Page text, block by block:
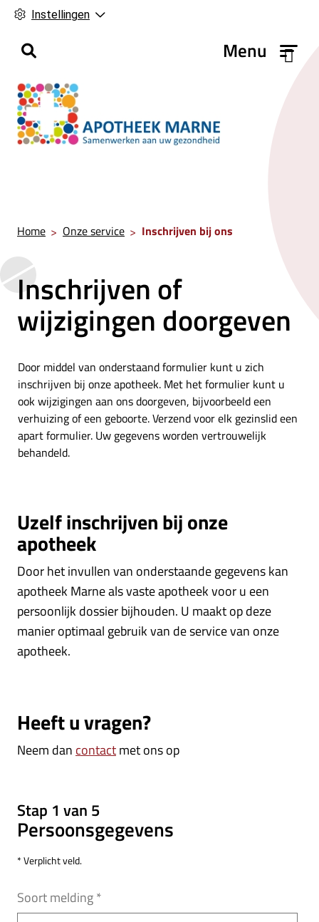
Instellingen
d
m
Menu
Home Onze service Inschrijven bij ons
Inschrijven of
wijzigingen doorgeven
Door middel van onderstaand formulier kunt u zich
inschrijven bij onze apotheek. Met het formulier kunt u
ook wijzigingen aan ons doorgeven, bijvoorbeeld een
verhuizing of een geboorte. Verzend voor elk gezinslid een
apart formulier. Uw gegevens worden vertrouwelijk
behandeld.
Uzelf inschrijven bij onze
apotheek
Door het invullen van onderstaande gegevens kan
apotheek Marne als vaste apotheek voor u een
persoonlijk dossier bijhouden. U maakt op deze
manier optimaal gebruik van de service van onze
apotheek.
Heeft u vragen?
Neem dan contactmet ons op
Stap 1 van 5
Persoonsgegevens
* Verplicht veld.
Soort melding*